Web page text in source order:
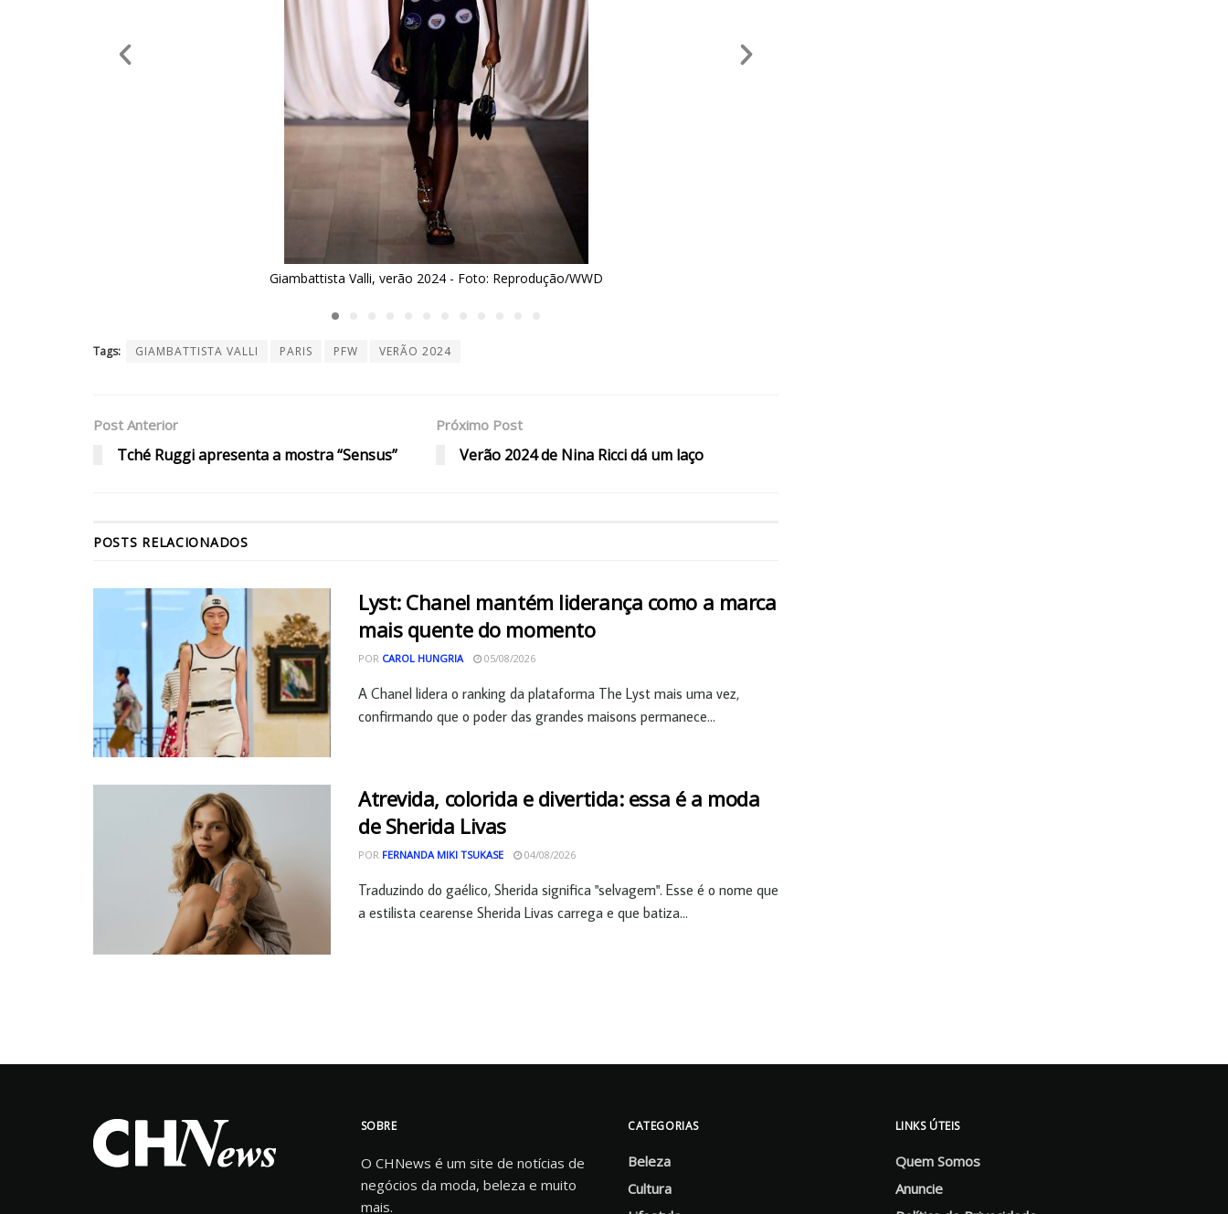
Giambattista Valli, verão 2024 - Foto: Reprodução/WWD
Tags: GIAMBATTISTA VALLI PARIS PFW VERÃO 2024
Post Anterior
Tché Ruggi apresenta a mostra “Sensus”
Próximo Post
Verão 2024 de Nina Ricci dá um laço
POSTS RELACIONADOS
Lyst: Chanel mantém liderança como a marca
mais quente do momento
POR CAROL HUNGRIA 05/08/2026
A Chanel lidera o ranking da plataforma The Lyst mais uma vez,
confirmando que o poder das grandes maisons permanece...
Atrevida, colorida e divertida: essa é a moda
de Sherida Livas
POR FERNANDA MIKI TSUKASE 04/08/2026
Traduzindo do gaélico, Sherida significa "selvagem". Esse é o nome que
a estilista cearense Sherida Livas carrega e que batiza...
SOBRE
O CHNews é um site de notícias de
negócios da moda, beleza e muito
mais.
CATEGORIAS
Beleza
Cultura
LINKS ÚTEIS
Quem Somos
Anuncie